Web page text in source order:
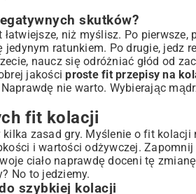
tydzień?
snu?
skutków?
niż myślisz. Po
ratunkiem. Po drugie, jedz
naucz się odróżniać głód od
jakościproste fit przepisy na
nie warto. Wybierając
fit kolacji
zasad gry. Myślenie o fit
i wartości odżywczej.
ciało naprawdę doceni tę
No to jedziemy.
szybkiej kolacji